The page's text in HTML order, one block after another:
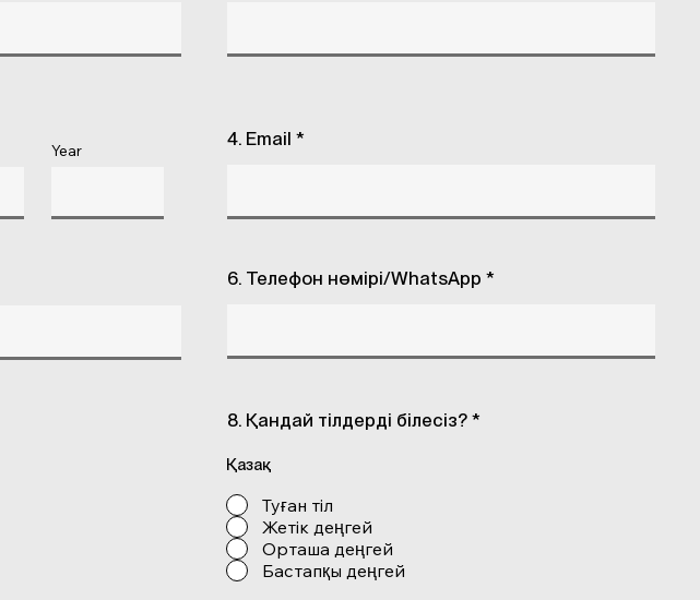
8. Қандай тілдерді білесіз? *
Қазақ
Туған тіл
Жетік деңгей
Орташа деңгей
Бастапқы деңгей
6. Телефон нөмірі/WhatsApp *
4. Email *
Year